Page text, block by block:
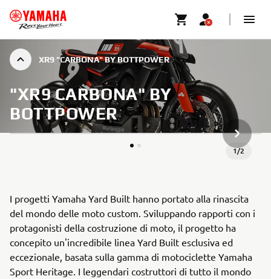
XR9 "CARBONA" BY BOTTPOWER
"XR9 CARBONA" BY
BOTTPOWER
1/2
I progetti Yamaha Yard Built hanno portato alla rinascita
del mondo delle moto custom. Sviluppando rapporti con i
protagonisti della costruzione di moto, il progetto ha
concepito un'incredibile linea Yard Built esclusiva ed
eccezionale, basata sulla gamma di motociclette Yamaha
Sport Heritage. I leggendari costruttori di tutto il mondo